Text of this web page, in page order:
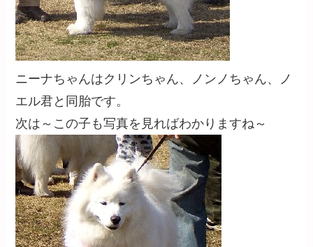
ニーナちゃんはクリンちゃん、ノンノちゃん、ノ
エル君と同胎です。
次は～この子も写真を見ればわかりますね～